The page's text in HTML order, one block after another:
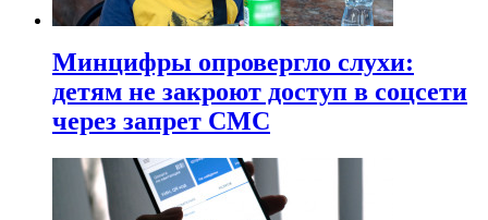
Минцифры опровергло слухи:
детям не закроют доступ в соцсети
через запрет СМС